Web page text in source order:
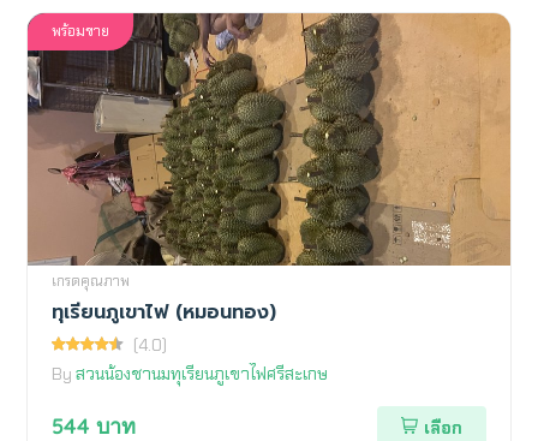
พร้อมขาย
เกรดคุณภาพ
ทุเรียนภูเขาไฟ (หมอนทอง)
(4.0)
By สวนน้องชานมทุเรียนภูเขาไฟศรีสะเกษ
544 บาท เลือก